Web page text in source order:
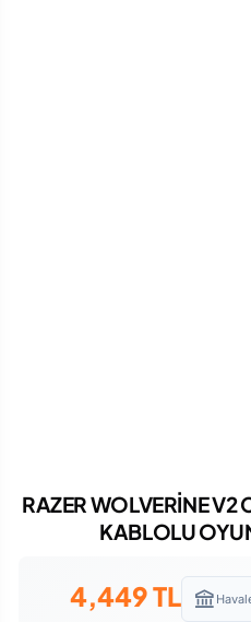
RAZER WOLVERİNE V2
KABLOLU
4,449TL